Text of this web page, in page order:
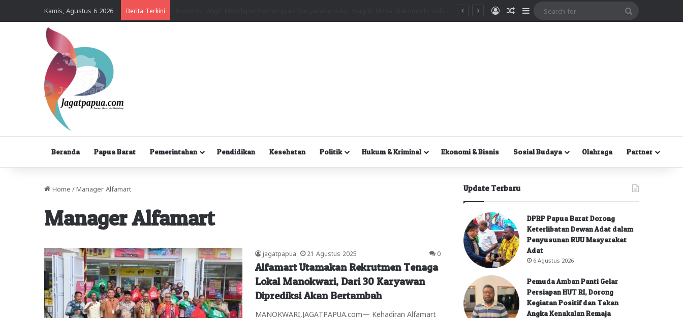
Kamis, Agustus 6 2026 Berita Terkini MasukRandom Article
Sidebar
Beranda Papua Barat Pemerintahan Pendidikan Kesehatan Politik Hukum & Kriminal Ekonomi & Bisnis Sosial Budaya Olahraga Partner
Home / Manager Alfamart
Manager Alfamart
jagatpapua 21 Agustus 2025 0
Alfamart Utamakan Rekrutmen Tenaga
Lokal Manokwari, Dari 30 Karyawan
Diprediksi Akan Bertambah
MANOKWARI,JAGATPAPUA.com— Kehadiran Alfamart
Update Terbaru
DPRP Papua Barat Dorong
Keterlibatan Dewan Adat dalam
Penyusunan RUU Masyarakat
Adat
6 Agustus 2026
Pemuda Amban Panti Gelar
Persiapan HUT RI, Dorong
Kegiatan Positif dan Tekan
Angka Kenakalan Remaja